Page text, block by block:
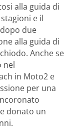
alla guida di
e il
due
alla guida di
Anche se
nel
in Moto2 e
per una
donato un